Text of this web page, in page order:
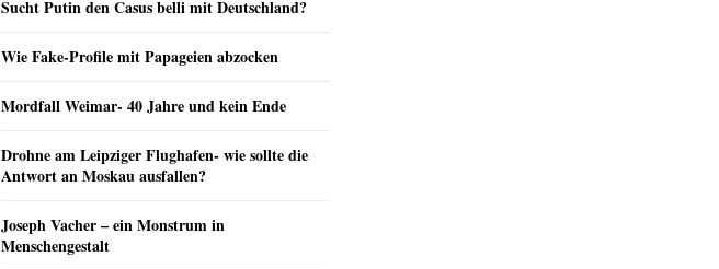
Sucht Putin den Casus belli mit Deutschland?
Wie Fake-Profile mit Papageien abzocken
Mordfall Weimar- 40 Jahre und kein Ende
Drohne am Leipziger Flughafen- wie sollte die
Antwort an Moskau ausfallen?
Joseph Vacher – ein Monstrum in
Menschengestalt